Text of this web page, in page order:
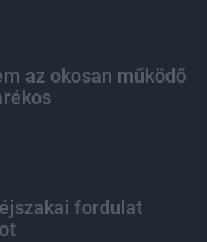
az okosan működő
fordulat